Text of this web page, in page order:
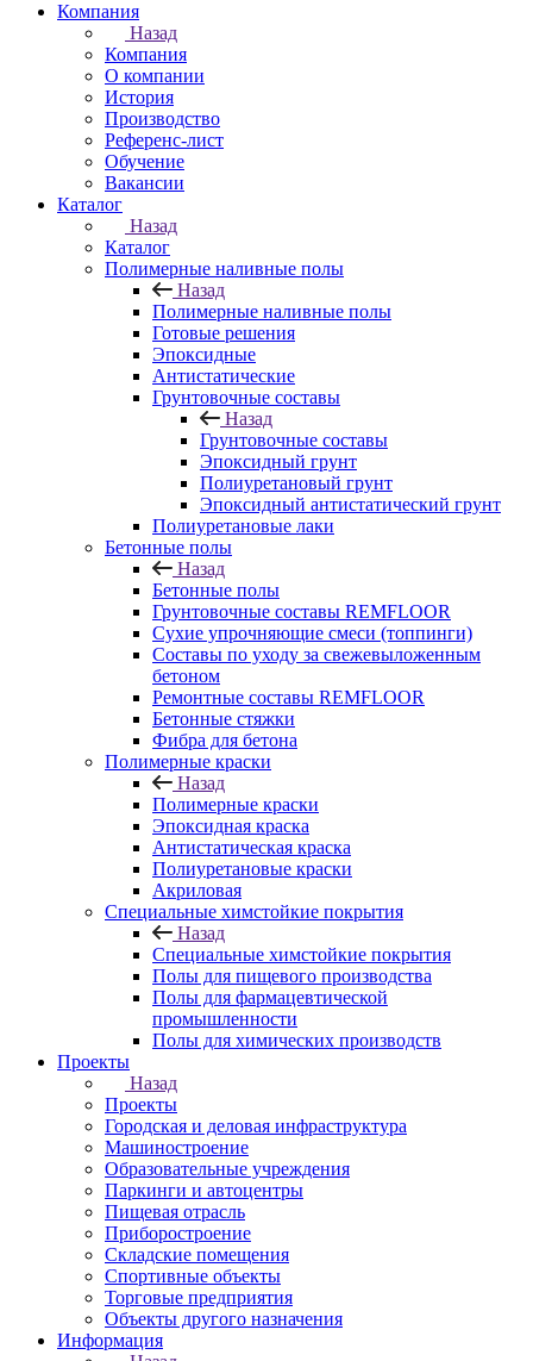
Компания
Назад
Компания
О компании
История
Производство
Референс-лист
Обучение
Вакансии
Каталог
Назад
Каталог
Полимерные наливные полы
Назад
Полимерные наливные полы
Готовые решения
Эпоксидные
Антистатические
Грунтовочные составы
Назад
Грунтовочные составы
Эпоксидный грунт
Полиуретановый грунт
Эпоксидный антистатический грунт
Полиуретановые лаки
Бетонные полы
Назад
Бетонные полы
Грунтовочные составы REMFLOOR
Сухие упрочняющие смеси (топпинги)
Составы по уходу за свежевыложенным
бетоном
Ремонтные составы REMFLOOR
Бетонные стяжки
Фибра для бетона
Полимерные краски
Назад
Полимерные краски
Эпоксидная краска
Антистатическая краска
Полиуретановые краски
Акриловая
Специальные химстойкие покрытия
Назад
Специальные химстойкие покрытия
Полы для пищевого производства
Полы для фармацевтической
промышленности
Полы для химических производств
Проекты
Назад
Проекты
Городская и деловая инфраструктура
Машиностроение
Образовательные учреждения
Паркинги и автоцентры
Пищевая отрасль
Приборостроение
Складские помещения
Спортивные объекты
Торговые предприятия
Объекты другого назначения
Информация